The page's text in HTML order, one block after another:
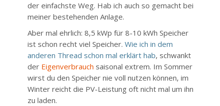
der einfachste Weg. Hab ich auch so gemacht bei
meiner bestehenden Anlage.
Aber mal ehrlich: 8,5 kWp für 8-10 kWh Speicher
ist schon recht viel Speicher. Wie ich in dem
anderen Thread schon mal erklärt hab, schwankt
der Eigenverbrauch saisonal extrem. Im Sommer
wirst du den Speicher nie voll nutzen können, im
Winter reicht die PV-Leistung oft nicht mal um ihn
zu laden.